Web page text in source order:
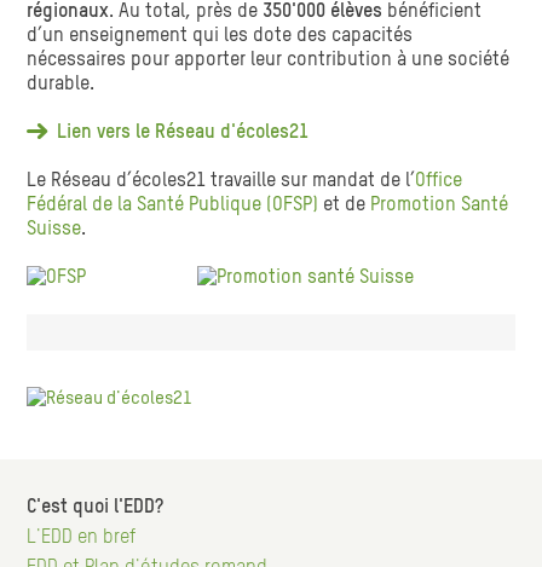
régionaux. Au total, près de 350'000 élèves bénéficient
d’un enseignement qui les dote des capacités
nécessaires pour apporter leur contribution à une société
durable.
Lien vers le Réseau d'écoles21
Le Réseau d’écoles21 travaille sur mandat de l’Office
Fédéral de la Santé Publique (OFSP) et de Promotion Santé
Suisse.
Hauptnavigation
C'est quoi l'EDD?
L'EDD en bref